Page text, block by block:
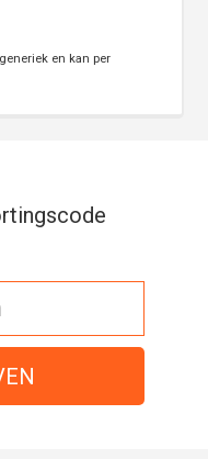
en kan per